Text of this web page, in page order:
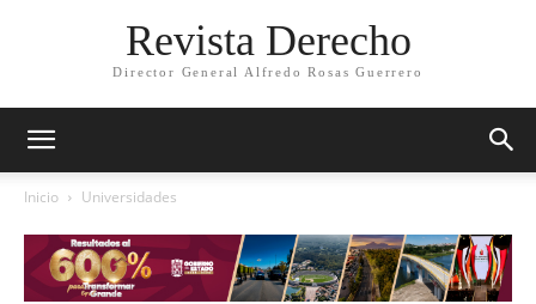
Revista Derecho
Director General Alfredo Rosas Guerrero
Inicio Universidades